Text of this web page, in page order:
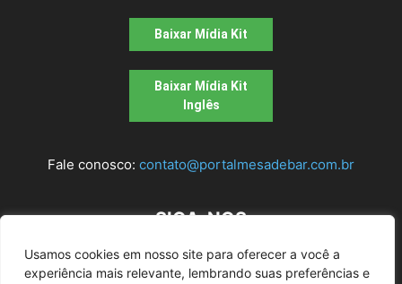
Usamos cookies em nosso site para oferecer a você a
experiência mais relevante, lembrando suas preferências e
Baixar Mídia Kit
Baixar Mídia Kit
Inglês
Fale conosco: contato@portalmesadebar.com.br
SIGA-NOS